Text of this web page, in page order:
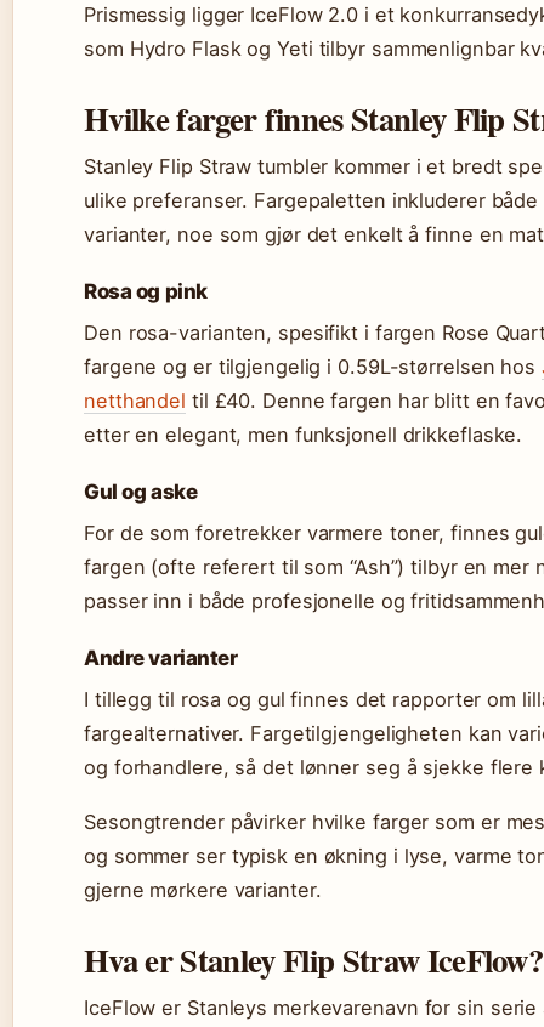
Prismessig ligger IceFlow 2.0 i et
som Hydro Flask og Yeti tilbyr sammenlignbar
Hvilke farger finnes Stanley Flip
Stanley Flip Straw tumbler kommer i et bredt
ulike preferanser. Fargepaletten inkluderer
varianter, noe som gjør det enkelt å finne en
Rosa og pink
Den rosa-varianten, spesifikt i fargen Rose
fargene og er tilgjengelig i 0.59L-størrelsen hos
netthandel til £40. Denne fargen har blitt en
etter en elegant, men funksjonell drikkeflaske.
Gul og aske
For de som foretrekker varmere toner, finnes
fargen (ofte referert til som “Ash”) tilbyr en mer
passer inn i både profesjonelle og
Andre varianter
I tillegg til rosa og gul finnes det rapporter om
fargealternativer. Fargetilgjengeligheten kan
og forhandlere, så det lønner seg å sjekke
Sesongtrender påvirker hvilke farger som er
og sommer ser typisk en økning i lyse, varme
gjerne mørkere varianter.
Hva er Stanley Flip Straw IceFlow?
IceFlow er Stanleys merkevarenavn for sin